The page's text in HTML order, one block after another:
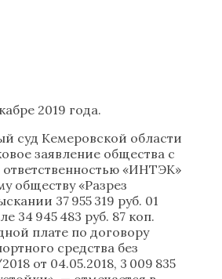
2019 года.
суд Кемеровской области
заявление общества с
«ИНТЭК»
обществу «Разрез
37 955 319 руб. 01
34 945 483 руб. 87 коп.
плате по договору
средства без
от 04.05.2018, 3 009 835